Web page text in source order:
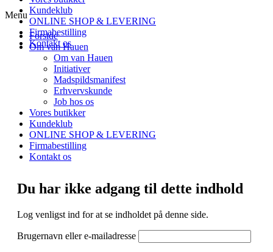
Kundeklub
ONLINE SHOP & LEVERING
Firmabestilling
Kontakt os
Menu
Forside
Om van Hauen
Om van Hauen
Initiativer
Madspildsmanifest
Erhvervskunde
Job hos os
Vores butikker
Kundeklub
ONLINE SHOP & LEVERING
Firmabestilling
Kontakt os
Du har ikke adgang til dette indhold
Log venligst ind for at se indholdet på denne side.
Brugernavn eller e-mailadresse